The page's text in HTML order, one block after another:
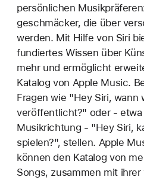
persönlichen
geschmäcker, die über
werden. Mit Hilfe von Siri
fundiertes Wissen über
mehr und ermöglicht
Katalog von Apple Music.
Fragen wie "Hey Siri, wann
veröffentlicht?" oder - etwa
Musikrichtung - "Hey Siri,
spielen?", stellen. Apple
können den Katalog von
Songs, zusammen mit